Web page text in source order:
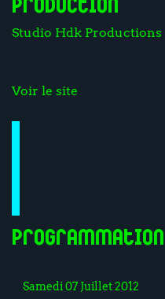
Production
Studio Hdk Productions
Voir le site
Programmation
Samedi 07 Juillet 2012